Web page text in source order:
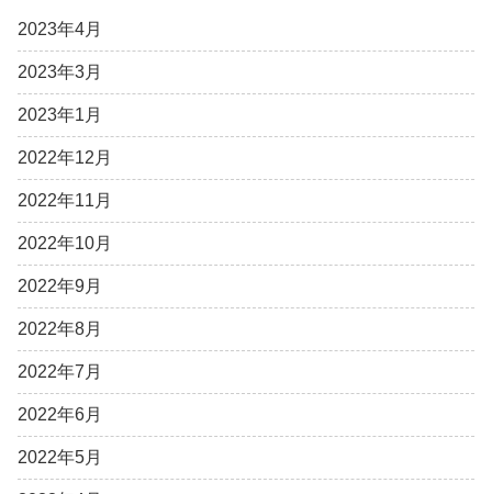
2023年4月
2023年3月
2023年1月
2022年12月
2022年11月
2022年10月
2022年9月
2022年8月
2022年7月
2022年6月
2022年5月